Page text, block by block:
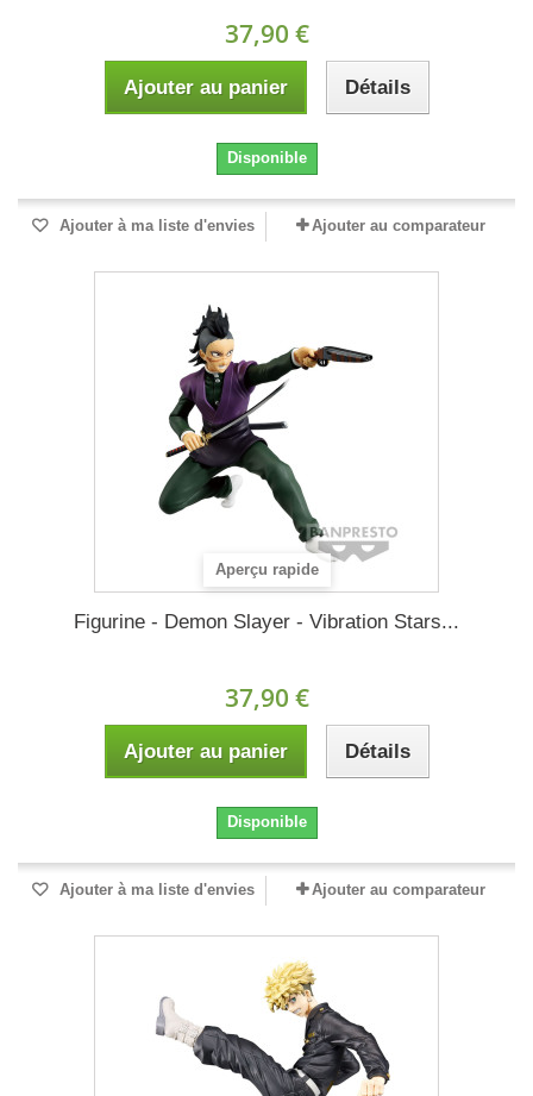
37,90 €
Ajouter au panier Détails
Disponible
Ajouter à ma liste d'envies Ajouter au comparateur
Aperçu rapide
Figurine - Demon Slayer - Vibration Stars...
37,90 €
Ajouter au panier Détails
Disponible
Ajouter à ma liste d'envies Ajouter au comparateur